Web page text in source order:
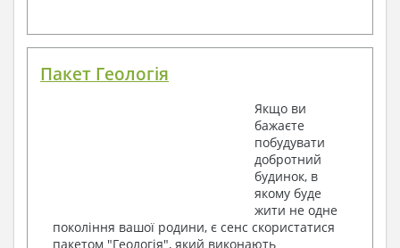
Пакет Геологія
Якщо ви
бажаєте
побудувати
добротний
будинок, в
якому буде
жити не одне
покоління вашої родини, є сенс скористатися
пакетом "Геологія", який виконають